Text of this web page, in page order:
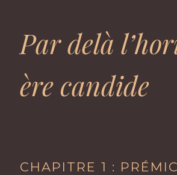
Par delà
ère candide
CHAPITRE 1 :